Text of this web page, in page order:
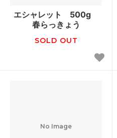
エシャレット 500g
春らっきょう
SOLD OUT
No Image